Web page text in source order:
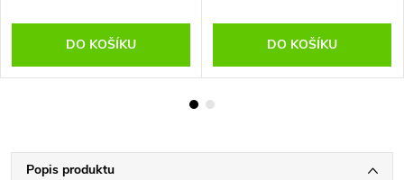
DO KOŠÍKU DO KOŠÍKU
Popis produktu